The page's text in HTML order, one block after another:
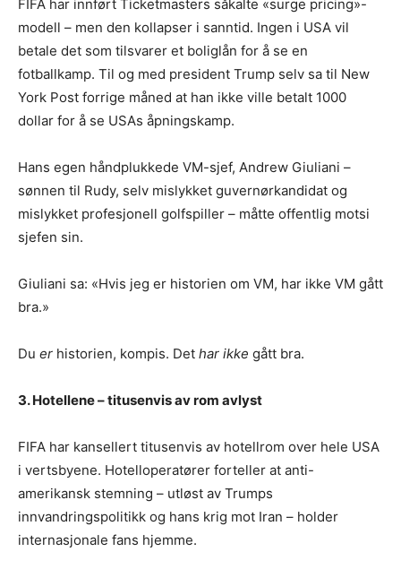
FIFA har innført Ticketmasters såkalte «surge pricing»-
modell – men den kollapser i sanntid. Ingen i USA vil
betale det som tilsvarer et boliglån for å se en
fotballkamp. Til og med president Trump selv sa til New
York Post forrige måned at han ikke ville betalt 1000
dollar for å se USAs åpningskamp.
Hans egen håndplukkede VM-sjef, Andrew Giuliani –
sønnen til Rudy, selv mislykket guvernørkandidat og
mislykket profesjonell golfspiller – måtte offentlig motsi
sjefen sin.
Giuliani sa: «Hvis jeg er historien om VM, har ikke VM gått
bra.»
Du er historien, kompis. Det har ikke gått bra.
3. Hotellene – titusenvis av rom avlyst
FIFA har kansellert titusenvis av hotellrom over hele USA
i vertsbyene. Hotelloperatører forteller at anti-
amerikansk stemning – utløst av Trumps
innvandringspolitikk og hans krig mot Iran – holder
internasjonale fans hjemme.